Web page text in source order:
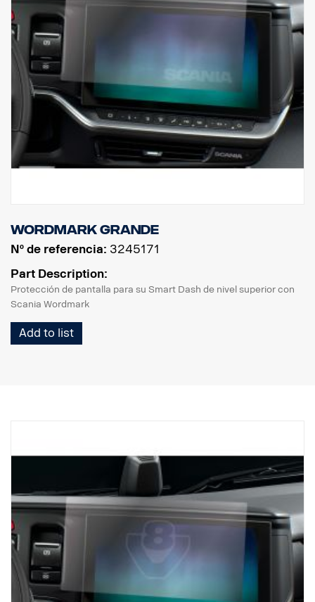
Wordmark grande
Nº de referencia: 3245171
Part Description:
Protección de pantalla para su Smart Dash de nivel superior con
Scania Wordmark
Add to list